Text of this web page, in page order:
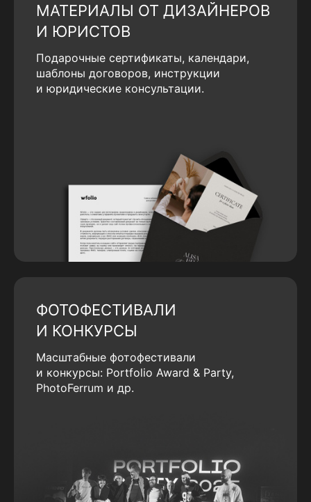
МАТЕРИАЛЫ ОТ ДИЗАЙНЕРОВ
И ЮРИСТОВ
Подарочные сертификаты, календари,
шаблоны договоров, инструкции
и юридические консультации.
ФОТОФЕСТИВАЛИ
И КОНКУРСЫ
Масштабные фотофестивали
и конкурсы: Portfolio Award & Party,
PhotoFerrum и др.